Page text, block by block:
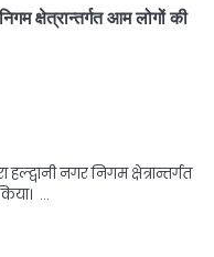
क्षेत्रान्तर्गत आम लोगों की
नगर निगम क्षेत्रान्तर्गत
…